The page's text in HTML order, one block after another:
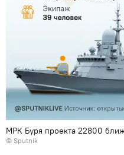
МРК Буря проекта 22800
© Sputnik